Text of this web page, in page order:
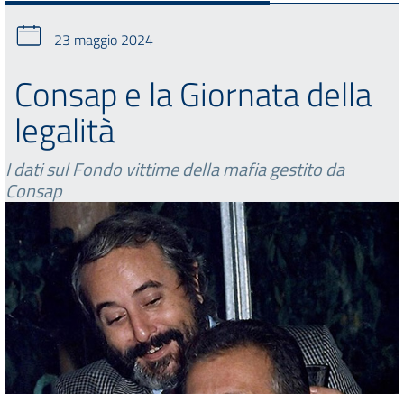
23 maggio 2024
Consap e la Giornata della
legalità
I dati sul Fondo vittime della mafia gestito da
Consap